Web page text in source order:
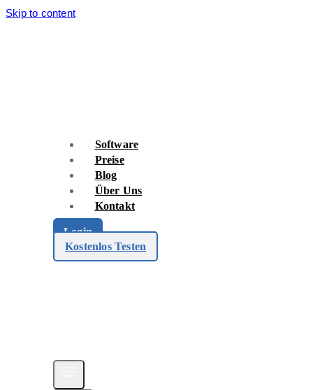
Skip to content
Software
Preise
Blog
Über Uns
Kontakt
Login
Kostenlos Testen